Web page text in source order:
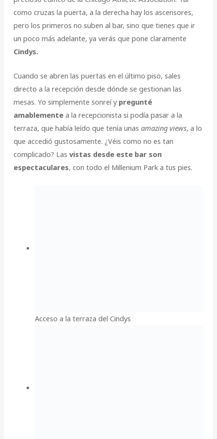
como cruzas la puerta, a la derecha hay los ascensores,
pero los primeros no suben al bar, sino que tienes que ir
un poco más adelante, ya verás que pone claramente
Cindys.
Cuando se abren las puertas en el último piso, sales
directo a la recepción desde dónde se gestionan las
mesas. Yo simplemente sonreí ypregunté
amablementea la recepcionista si podía pasar a la
terraza, que había leído que tenía unas amazing views, a lo
que accedió gustosamente. ¿Véis como no es tan
complicado? Las vistas desde este bar son
espectaculares, con todo el Millenium Park a tus pies.
Acceso a la terraza del Cindys